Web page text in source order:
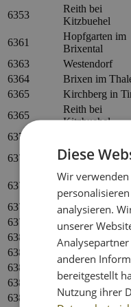
6353
Reith bei
Kitzbuehel
6361
Hopfgarten im
Brixental
6363
Westendorf
6364
Brixen im
6365
Kirchberg in
6365
Reith bei
Kitzbuehel
6370
6370
Reith bei
6371
Aurach bei
Kitzbuehel
6372
Oberndorf in
6373
Jochberg
6380
St. Johann in
6382
Kirchdorf in
6383
6384
Waidring
6385
Schwendt
Diese
Wir
analysieren.
unserer
anderen
bereitgestellt
Nutzung ihrer